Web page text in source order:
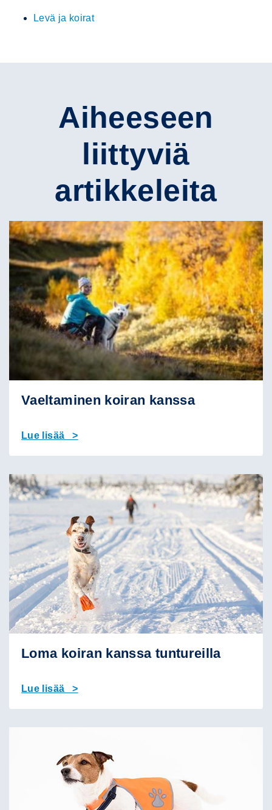
Levä ja koirat
Aiheeseen
liittyviä
artikkeleita
Vaeltaminen koiran kanssa
Lue lisää >
Loma koiran kanssa tuntureilla
Lue lisää >